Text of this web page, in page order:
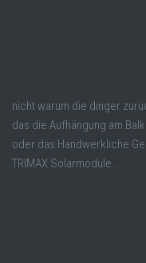
nicht warum die dinger
das die Aufhängung am
oder das Handwerkliche
TRIMAX Solarmodule ...